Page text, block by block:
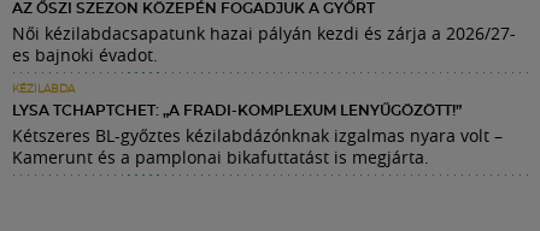
AZ ŐSZI SZEZON KÖZEPÉN FOGADJUK A GYŐRT
Női kézilabdacsapatunk hazai pályán kezdi és zárja a 2026/27-
es bajnoki évadot.
KÉZILABDA
LYSA TCHAPTCHET: „A FRADI-KOMPLEXUM LENYŰGÖZÖTT!”
Kétszeres BL-győztes kézilabdázónknak izgalmas nyara volt –
Kamerunt és a pamplonai bikafuttatást is megjárta.